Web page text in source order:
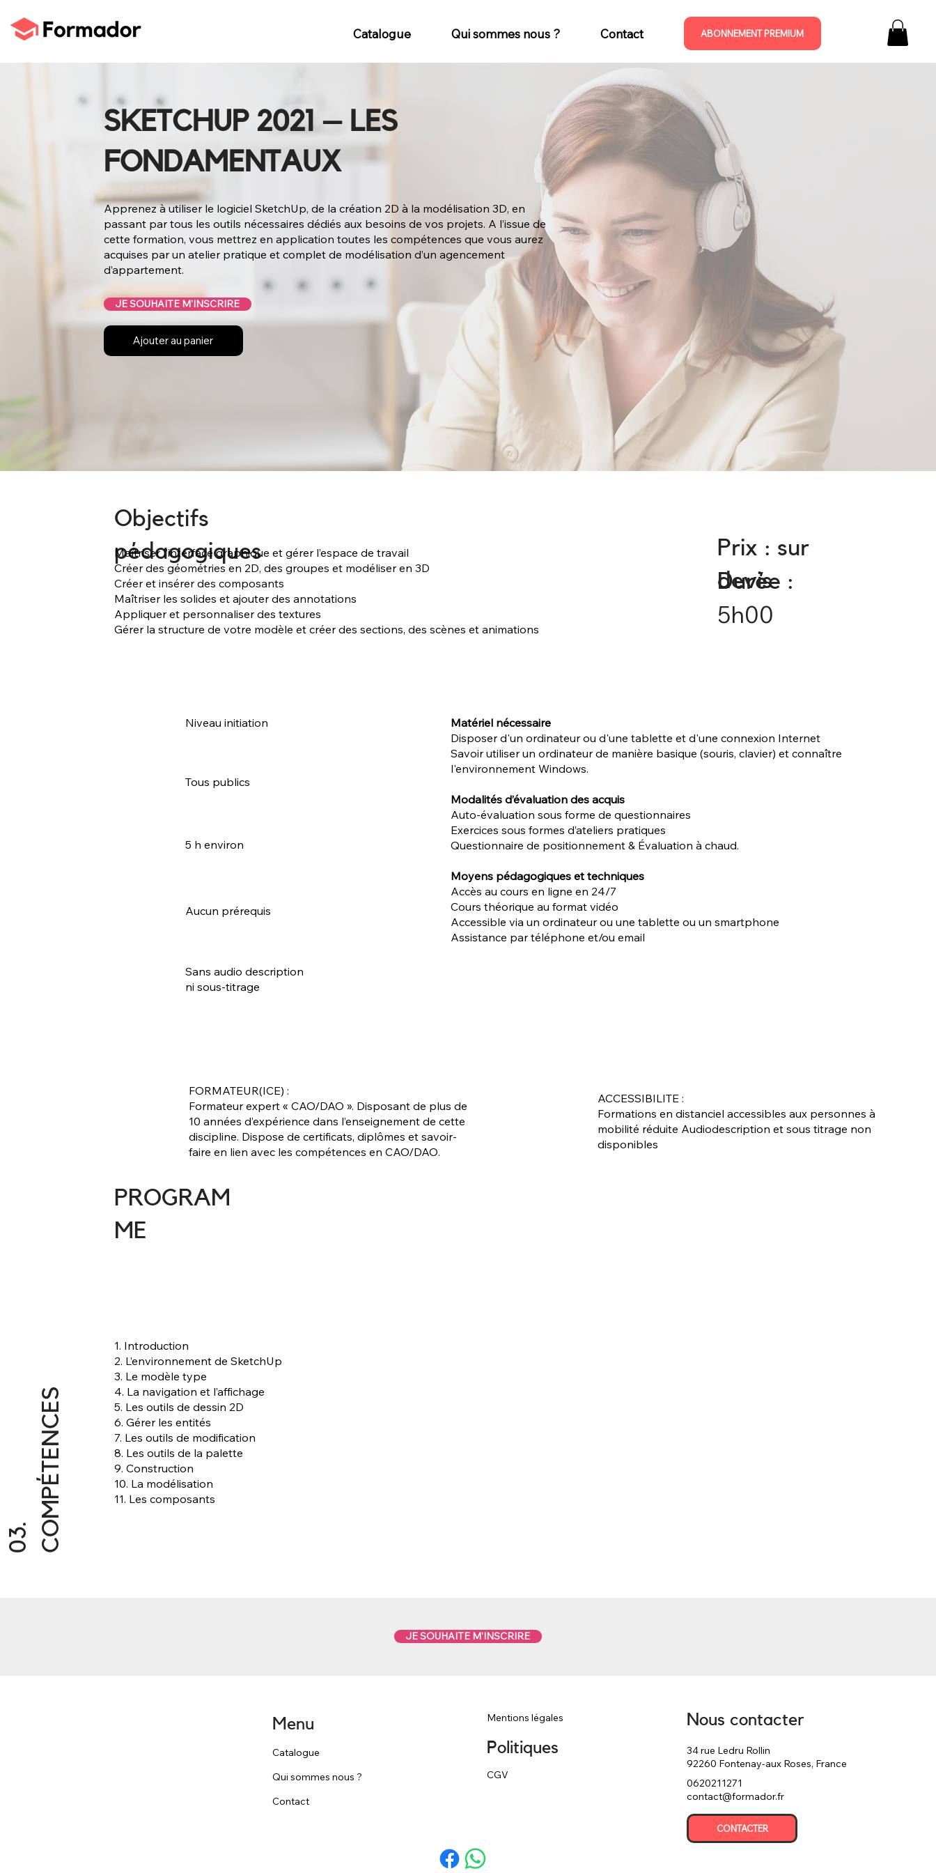
Catalogue Qui sommes nous ? Contact ABONNEMENT PREMIUM
SKETCHUP 2021 – LES
FONDAMENTAUX
Apprenez à utiliser le logiciel SketchUp, de la création 2D à la modélisation 3D, en
passant par tous les outils nécessaires dédiés aux besoins de vos projets. A l’issue de
cette formation, vous mettrez en application toutes les compétences que vous aurez
acquises par un atelier pratique et complet de modélisation d’un agencement
d’appartement.
JE SOUHAITE M'INSCRIRE
Ajouter au panier
0
3
.
C
O
M
P
É
T
E
N
C
E S
1. Introduction
2. L’environnement de SketchUp
3. Le modèle type
4. La navigation et l’affichage
5. Les outils de dessin 2D
6. Gérer les entités
7. Les outils de modification
8. Les outils de la palette
9. Construction
10. La modélisation
11. Les composants
PROGRAM
ME
FORMATEUR(ICE) :
Formateur expert « CAO/DAO ». Disposant de plus de
10 années d’expérience dans l’enseignement de cette
discipline. Dispose de certificats, diplômes et savoir-
faire en lien avec les compétences en CAO/DAO.
ACCESSIBILITE :
Formations en distanciel accessibles aux personnes à
mobilité réduite Audiodescription et sous titrage non
disponibles
Tous publics
Sans audio description
ni sous-titrage
Aucun prérequis
5 h environ
Niveau initiation
Prix : sur
devis
Durée :
5h00
Objectifs
pédagogiques
Maîtriser l’interface graphique et gérer l’espace de travail
Créer des géométries en 2D, des groupes et modéliser en 3D
Créer et insérer des composants
Maîtriser les solides et ajouter des annotations
Appliquer et personnaliser des textures
Gérer la structure de votre modèle et créer des sections, des scènes et animations
Matériel nécessaire
Disposer d'un ordinateur ou d'une tablette et d'une connexion Internet
Savoir utiliser un ordinateur de manière basique (souris, clavier) et connaître
l'environnement Windows.
Modalités d’évaluation des acquis
Auto-évaluation sous forme de questionnaires
Exercices sous formes d’ateliers pratiques
Questionnaire de positionnement & Évaluation à chaud.
Moyens pédagogiques et techniques
Accès au cours en ligne en 24/7
Cours théorique au format vidéo
Accessible via un ordinateur ou une tablette ou un smartphone
Assistance par téléphone et/ou email
JE SOUHAITE M'INSCRIRE
Politiques
Mentions légales
CGV
Nous contacter
34 rue Ledru Rollin
92260 Fontenay-aux Roses, France
0620211271
contact@formador.fr
CONTACTER
Catalogue
Qui sommes nous ?
Contact
Menu